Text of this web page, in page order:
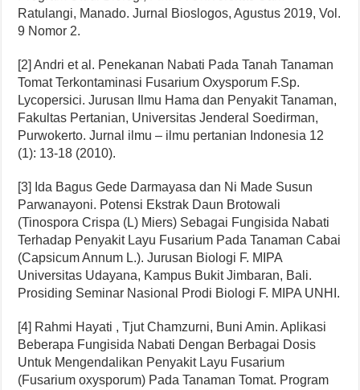
Ratulangi, Manado. Jurnal Bioslogos, Agustus 2019, Vol.
9 Nomor 2.
[2] Andri et al. Penekanan Nabati Pada Tanah Tanaman
Tomat Terkontaminasi Fusarium Oxysporum F.Sp.
Lycopersici. Jurusan Ilmu Hama dan Penyakit Tanaman,
Fakultas Pertanian, Universitas Jenderal Soedirman,
Purwokerto. Jurnal ilmu – ilmu pertanian Indonesia 12
(1): 13-18 (2010).
[3] Ida Bagus Gede Darmayasa dan Ni Made Susun
Parwanayoni. Potensi Ekstrak Daun Brotowali
(Tinospora Crispa (L) Miers) Sebagai Fungisida Nabati
Terhadap Penyakit Layu Fusarium Pada Tanaman Cabai
(Capsicum Annum L.). Jurusan Biologi F. MIPA
Universitas Udayana, Kampus Bukit Jimbaran, Bali.
Prosiding Seminar Nasional Prodi Biologi F. MIPA UNHI.
[4] Rahmi Hayati , Tjut Chamzurni, Buni Amin. Aplikasi
Beberapa Fungisida Nabati Dengan Berbagai Dosis
Untuk Mengendalikan Penyakit Layu Fusarium
(Fusarium oxysporum) Pada Tanaman Tomat. Program